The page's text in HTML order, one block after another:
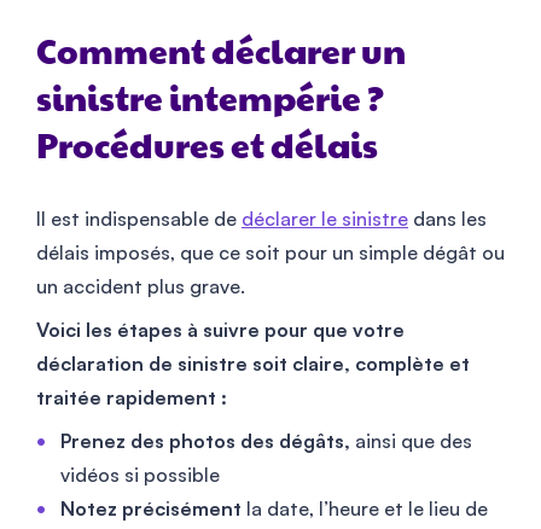
Comment déclarer un
sinistre intempérie ?
Procédures et délais
Il est indispensable de déclarer le sinistre dans les
délais imposés, que ce soit pour un simple dégât ou
un accident plus grave.
Voici les étapes à suivre pour que votre
déclaration de sinistre soit claire, complète et
traitée rapidement :
Prenez des photos des dégâts, ainsi que des
vidéos si possible
Notez précisément la date, l’heure et le lieu de